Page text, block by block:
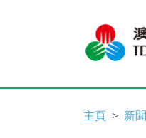
主頁 新聞